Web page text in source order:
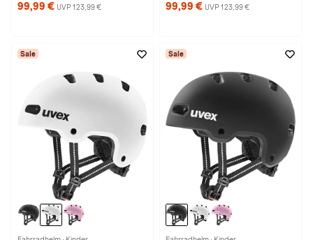
99,99 € UVP 123,99 € 99,99 € UVP 123,99 €
Sale Sale